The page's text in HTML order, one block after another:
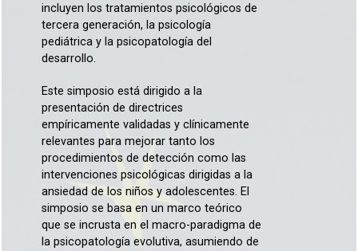
incluyen los tratamientos psicológicos de
tercera generación, la psicología
pediátrica y la psicopatología del
desarrollo.
Este simposio está dirigido a la
presentación de directrices
empíricamente validadas y clínicamente
relevantes para mejorar tanto los
procedimientos de detección como las
intervenciones psicológicas dirigidas a la
ansiedad de los niños y adolescentes. El
simposio se basa en un marco teórico
que se incrusta en el macro-paradigma de
la psicopatología evolutiva, asumiendo de